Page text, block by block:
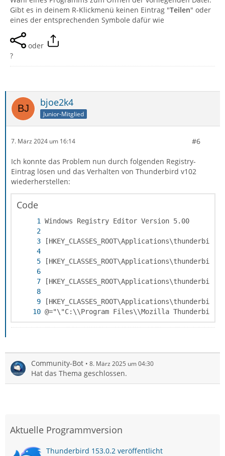
Gibt es in deinem R-Klickmenü keinen Eintrag "Teilen" oder
eines der entsprechenden Symbole dafür wie
oder
?
bjoe2k4
Junior-Mitglied
7. März 2024 um 16:14 #6
Ich konnte das Problem nun durch folgenden Registry-
Eintrag lösen und das Verhalten von Thunderbird v102
wiederherstellen:
Code
@="\"C:\\Program Files\\Mozilla
Community-Bot 8. März 2025 um 04:30
Hat das Thema geschlossen.
Aktuelle Programmversion
Thunderbird 153.0.2 veröffentlicht